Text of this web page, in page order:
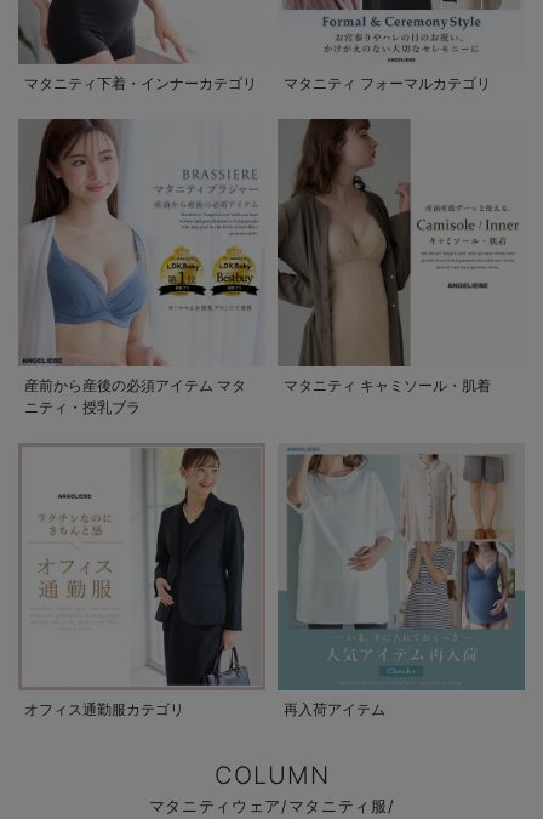
マタニティ下着・インナーカテゴリ マタニティ フォーマルカテゴリ
産前から産後の必須アイテム マタ
ニティ・授乳ブラ
マタニティ キャミソール・肌着
オフィス通勤服カテゴリ 再入荷アイテム
COLUMN
マタニティウェア/マタニティ服/